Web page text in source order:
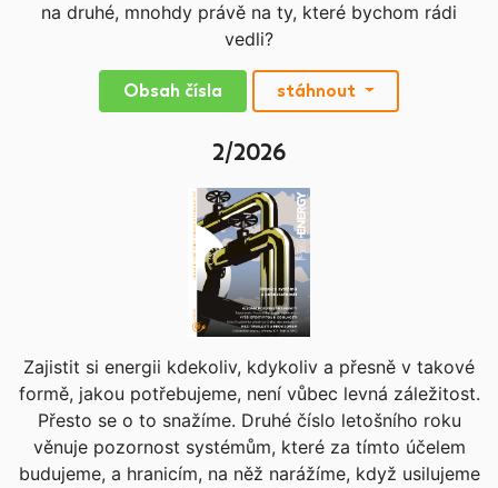
na druhé, mnohdy právě na ty, které bychom rádi
vedli?
Obsah čísla stáhnout
2/2026
Zajistit si energii kdekoliv, kdykoliv a přesně v takové
formě, jakou potřebujeme, není vůbec levná záležitost.
Přesto se o to snažíme. Druhé číslo letošního roku
věnuje pozornost systémům, které za tímto účelem
budujeme, a hranicím, na něž narážíme, když usilujeme